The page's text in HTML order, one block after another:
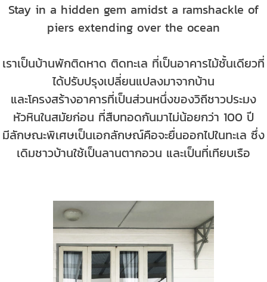
Stay in a hidden gem amidst a ramshackle of
piers extending over the ocean
เราเป็นบ้านพักติดหาด ติดทะเล ที่เป็นอาคารไม้ชั้นเดียวที่
ได้ปรับปรุงเปลี่ยนแปลงมาจากบ้าน
และโครงสร้างอาคารที่เป็นส่วนหนึ่งของวิถีชาวประมง
หัวหินในสมัยก่อน ที่สืบทอดกันมาไม่น้อยกว่า 100 ปี
มีลักษณะพิเศษเป็นเอกลักษณ์คือจะยื่นออกไปในทะเล ซึ่ง
เดิมชาวบ้านใช้เป็นลานตากอวน และเป็นที่เทียบเรือ